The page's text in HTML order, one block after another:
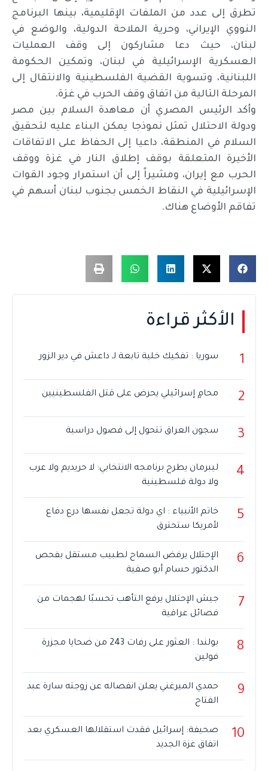
تطرق إلى عدد من الملفات الإقليمية، بينها البرنامج
النووي الإيراني، وحرية الملاحة الدولية، والوضع في
لبنان، حيث دعا مشاركون إلى وقف العمليات
العسكرية الإسرائيلية في لبنان، وتمكين الحكومة
اللبنانية، وتسوية القضية الفلسطينية والانتقال إلى
المرحلة التالية من اتفاق وقف الحرب في غزة.
وأكد الرئيس المصري أن معاهدة السلام بين مصر
ودولة الاحتلال تمثل نموذجا يمكن البناء عليه لتحقيق
السلام في المنطقة، داعيا إلى الحفاظ على الاتفاقات
الأخيرة المتعلقة بوقف إطلاق النار في غزة ووقف
الحرب مع إيران، ومشيراً إلى أن استمرار وجود القوات
الإسرائيلية في النقاط الخمس بجنوب لبنان أسهم في
تفاقم الأوضاع هناك.
الأكثر قراءة
1 سوريا : تفكيك خلية تابعة لـ داعش في دير الزور
2 محامٍ إسرائيلي يحرض على قتل الفلسطينيين
3 سجون العراق تتحول إلى فصول دراسية
4
ليبرمان يطرح برنامجه الانتخابي: لا حريديم ولا عرب
ولا دولة فلسطينية
5
خاتم الأنبياء : اي دولة تجعل نفسها درع دفاع
لأمريكا ستحترق
6
الإحتلال يرفض السماح لطبيب مستقل بفحص
الدكتور حسام أبو صفية
7
جيش الإحتلال يرفع التأهب تحسبًا لهجمات من
فصائل عراقية
8
بولندا : العثور على رفات 243 من ضحايا مجزرة
فولين
9
حمدي الميرغني يعلن انفصاله عن زوجته سارة عبد
الفتاح
10
صحيفة: إسرائيل فقدت استقلالها العسكري بعد
اتفاق غزة الجديد